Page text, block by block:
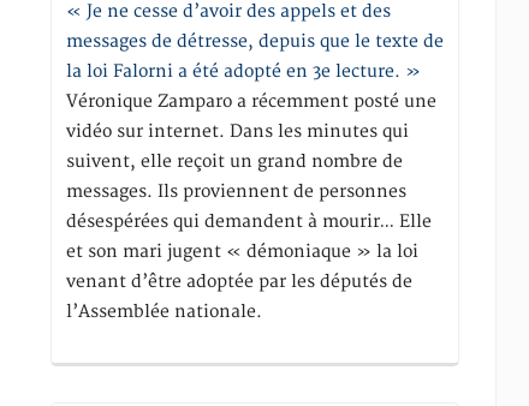
« Je ne cesse d’avoir des appels et des
messages de détresse, depuis que le texte de
la loi Falorni a été adopté en 3e lecture. »
Véronique Zamparo a récemment posté une
vidéo sur internet. Dans les minutes qui
suivent, elle reçoit un grand nombre de
messages. Ils proviennent de personnes
désespérées qui demandent à mourir… Elle
et son mari jugent « démoniaque » la loi
venant d’être adoptée par les députés de
l’Assemblée nationale.